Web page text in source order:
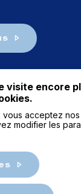
visite encore
vous acceptez
modifier les